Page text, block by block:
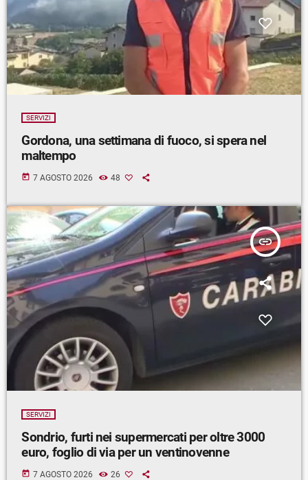
SERVIZI
Gordona, una settimana di fuoco, si spera nel
maltempo
today 7 AGOSTO 2026 48
insert_link
SERVIZI
Sondrio, furti nei supermercati per oltre 3000
euro, foglio di via per un ventinovenne
today 7 AGOSTO 2026 26